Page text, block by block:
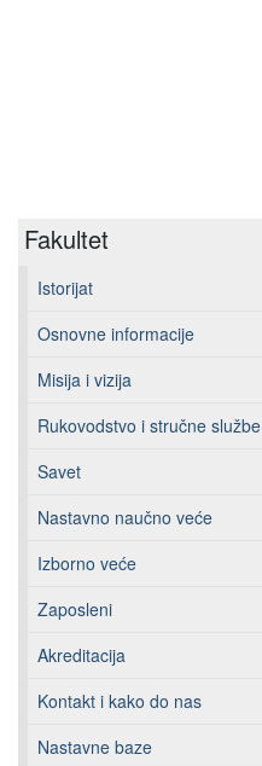
Fakultet
Istorijat
Osnovne informacije
Misija i vizija
Rukovodstvo i stručne službe
Savet
Nastavno naučno veće
Izborno veće
Zaposleni
Akreditacija
Kontakt i kako do nas
Nastavne baze